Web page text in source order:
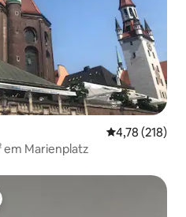
4,78 de uma
4,78 (218)
em Marienplatz
dos hóspedes